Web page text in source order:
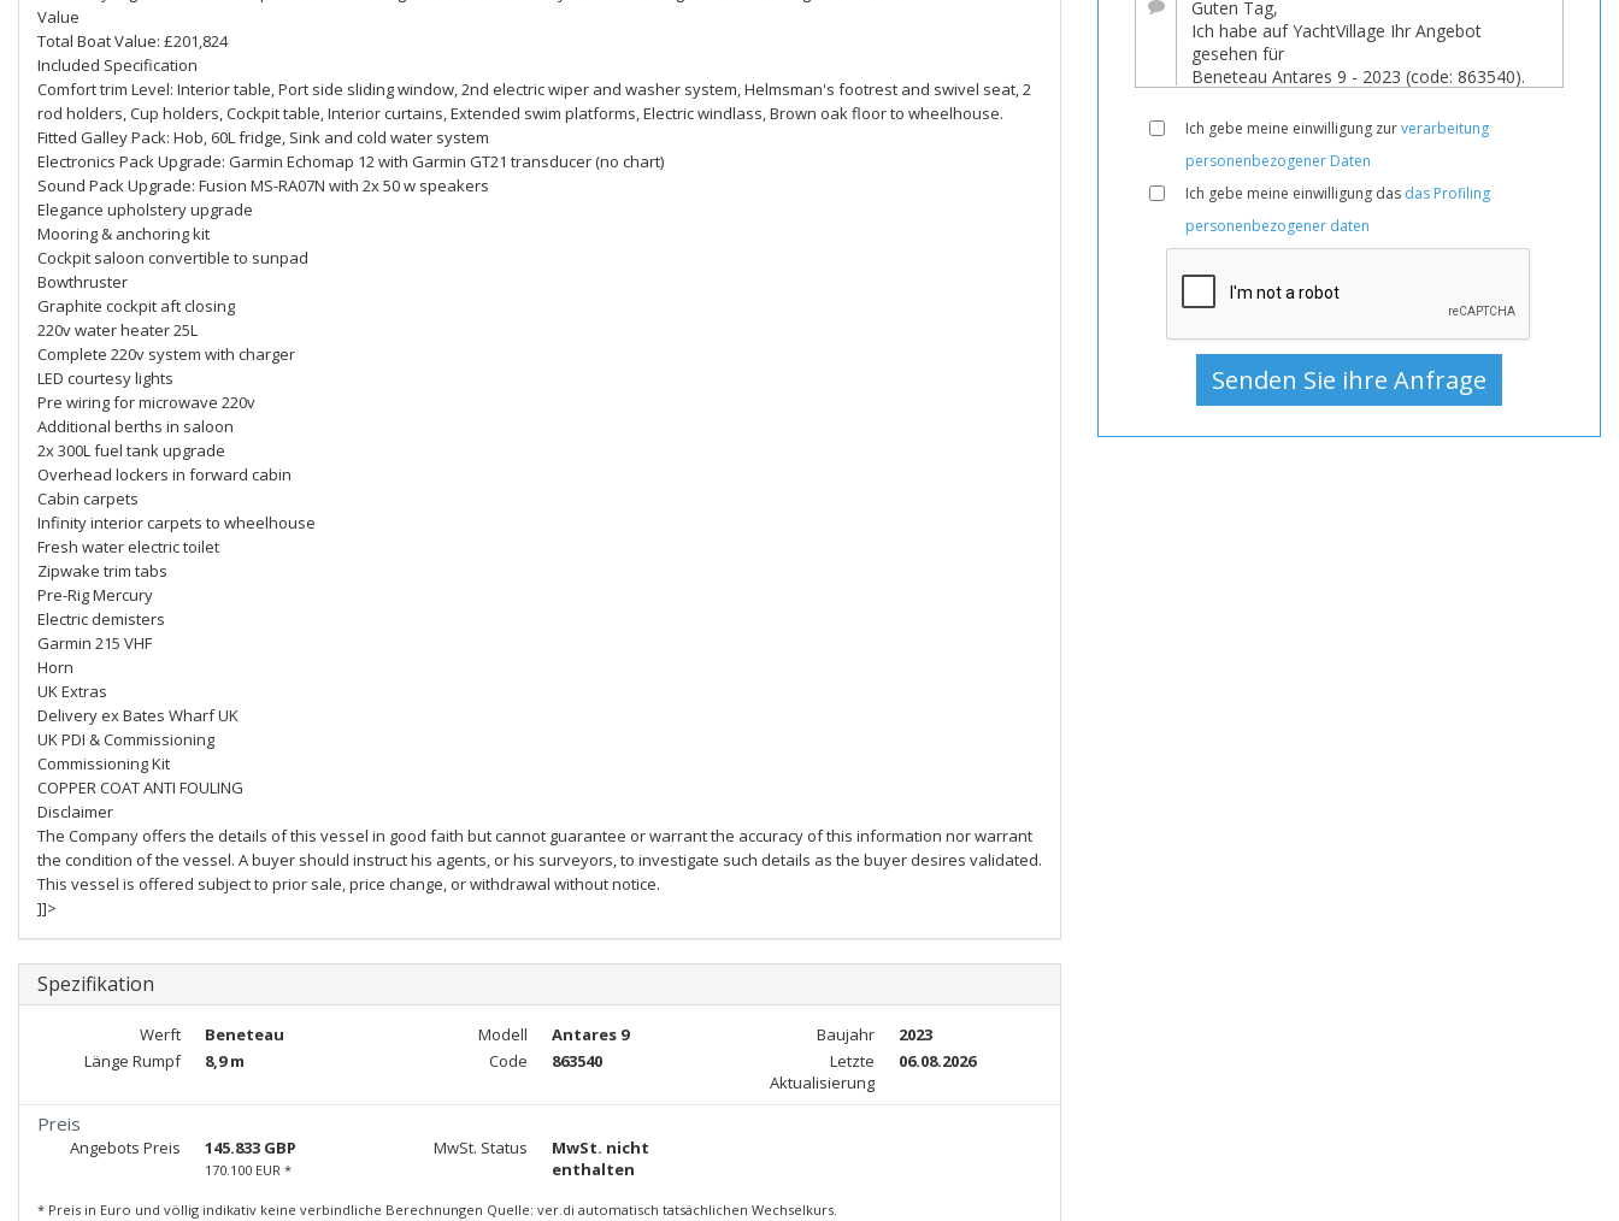
Boote
Gebraucht,
Zum
Verkauf,
Motoryacht
Gebraucht,
Verkauf,
Motoryachten
Gebraucht,
Value
Total Boat Value: £201,824
Included Specification
Comfort trim Level: Interior table, Port side sliding window, 2nd electric wiper and washer system, Helmsman's footrest and swivel seat, 2
rod holders, Cup holders, Cockpit table, Interior curtains, Extended swim platforms, Electric windlass, Brown oak floor to wheelhouse.
Fitted Galley Pack: Hob, 60L fridge, Sink and cold water system
Electronics Pack Upgrade: Garmin Echomap 12 with Garmin GT21 transducer (no chart)
Sound Pack Upgrade: Fusion MS-RA07N with 2x 50 w speakers
Elegance upholstery upgrade
Mooring & anchoring kit
Cockpit saloon convertible to sunpad
Bowthruster
Graphite cockpit aft closing
220v water heater 25L
Complete 220v system with charger
LED courtesy lights
Pre wiring for microwave 220v
Additional berths in saloon
2x 300L fuel tank upgrade
Overhead lockers in forward cabin
Cabin carpets
Infinity interior carpets to wheelhouse
Fresh water electric toilet
Zipwake trim tabs
Pre-Rig Mercury
Electric demisters
Garmin 215 VHF
Horn
UK Extras
Delivery ex Bates Wharf UK
UK PDI & Commissioning
Commissioning Kit
COPPER COAT ANTI FOULING
Disclaimer
The Company offers the details of this vessel in good faith but cannot guarantee or warrant the accuracy of this information nor warrant
the condition of the vessel. A buyer should instruct his agents, or his surveyors, to investigate such details as the buyer desires validated.
This vessel is offered subject to prior sale, price change, or withdrawal without notice.
]]>
Spezifikation
Werft Beneteau Modell Antares 9 Baujahr
2023
Länge Rumpf
8,9 m Code 863540
Letzte
Aktualisierung
06.08.2026
Preis
Angebots Preis 145.833 GBP
170.100 EUR *
MwSt. Status
MwSt. nicht
enthalten
* Preis in Euro und völlig indikativ keine verbindliche Berechnungen Quelle: ver.di automatisch tatsächlichen Wechselkurs.
Ich gebe meine einwilligung zurverarbeitung
personenbezogener Daten
Ich gebe meine einwilligung das das Profiling
personenbezogener daten